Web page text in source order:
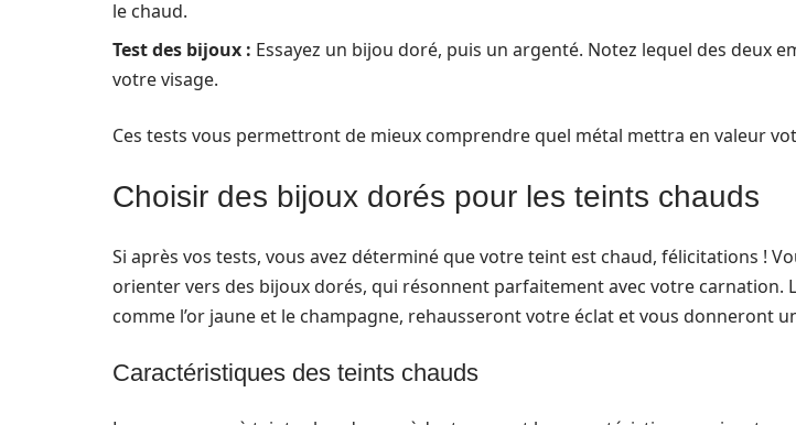
le chaud.
Test des bijoux : Essayez un bijou doré, puis un argenté. Notez lequel des deux
votre visage.
Ces tests vous permettront de mieux comprendre quel métal mettra en valeur
Choisir des bijoux dorés pour les teints chauds
Si après vos tests, vous avez déterminé que votre teint est chaud, félicitations !
orienter vers des bijoux dorés, qui résonnent parfaitement avec votre carnation.
comme l’or jaune et le champagne, rehausseront votre éclat et vous donneront
Caractéristiques des teints chauds